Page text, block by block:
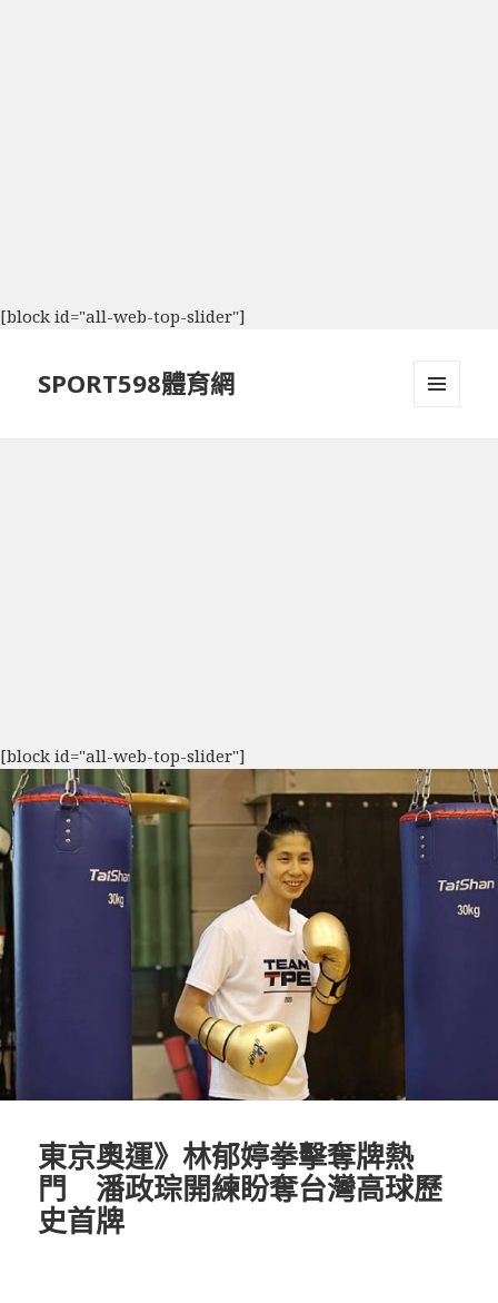
[block id="all-web-top-slider"]
SPORT598體育網
[block id="all-web-top-slider"]
東京奧運》林郁婷拳擊奪牌熱
門 潘政琮開練盼奪台灣高球歷
史首牌